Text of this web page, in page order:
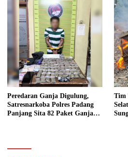
Peredaran Ganja Digulung,
Satresnarkoba Polres Padang
Panjang Sita 82 Paket Ganja
Tim